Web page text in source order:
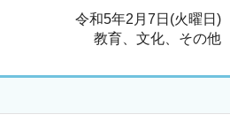
令和5年2月7日(火曜日)
教育、文化、その他